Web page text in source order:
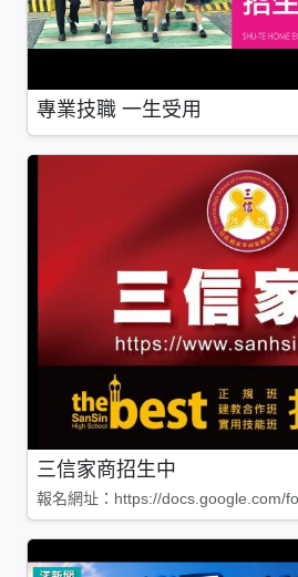
專業技職 一生受用
三信家商招生中
報名網址：https://docs.google.com/